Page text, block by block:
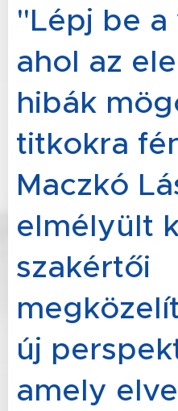
"Lépj be a
ahol az
hibák
titkokra
Maczkó
elmélyült
szakértői
új
amely